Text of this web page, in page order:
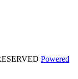
Powered